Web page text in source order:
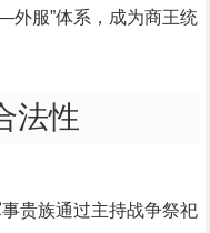
外服”体系，成为商王统
法性
贵族通过主持战争祭祀